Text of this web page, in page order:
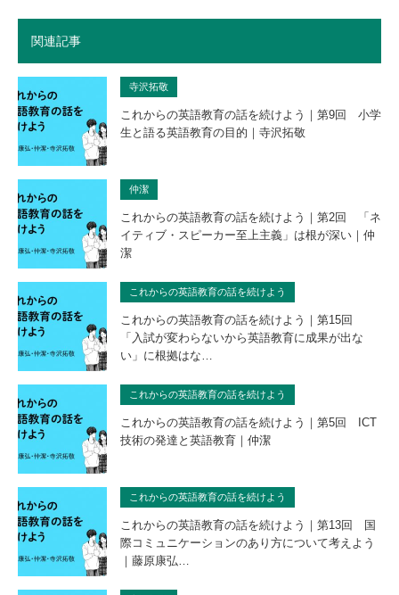
関連記事
寺沢拓敬
これからの英語教育の話を続けよう｜第9回 小学
生と語る英語教育の目的｜寺沢拓敬
仲潔
これからの英語教育の話を続けよう｜第2回 「ネ
イティブ・スピーカー至上主義」は根が深い｜仲
潔
これからの英語教育の話を続けよう
これからの英語教育の話を続けよう｜第15回
「入試が変わらないから英語教育に成果が出な
い」に根拠はな…
これからの英語教育の話を続けよう
これからの英語教育の話を続けよう｜第5回 ICT
技術の発達と英語教育｜仲潔
これからの英語教育の話を続けよう
これからの英語教育の話を続けよう｜第13回 国
際コミュニケーションのあり方について考えよう
｜藤原康弘…